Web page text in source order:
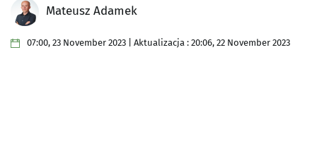
Mateusz Adamek
07:00, 23 November 2023 | Aktualizacja : 20:06, 22 November 2023